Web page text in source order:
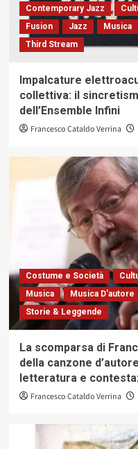
Contemporary Jazz
Fusion
Jazz Musica
Third Stream
Impalcature
collettiva: il
dell’Ensemble Infini
Francesco Cataldo Verrina
Costume e Società
Musica
Musica D'autore
Storie & Leggende
La scomparsa di
della canzone
letteratura e
Francesco Cataldo Verrina